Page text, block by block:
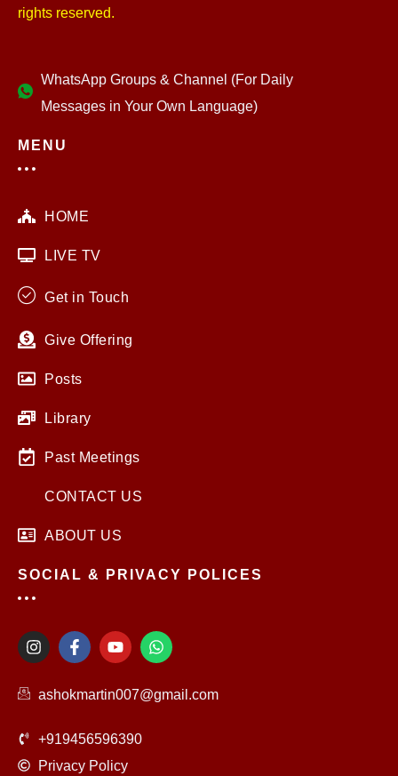
rights reserved.
WhatsApp Groups & Channel (For Daily
Messages in Your Own Language)
MENU
HOME
LIVE TV
Get in Touch
Give Offering
Posts
Library
Past Meetings
CONTACT US
ABOUT US
SOCIAL & PRIVACY POLICES
I
n
a
m
F
a
b
o
k
-
Y
o
t
u
e
W
h
s
ashokmartin007@gmail.com
+919456596390
Privacy Policy